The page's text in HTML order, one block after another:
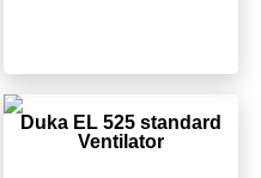
Duka EL 525 standard
Ventilator